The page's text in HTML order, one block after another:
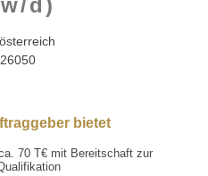
bietet
70 T€ mit Bereitschaft zur